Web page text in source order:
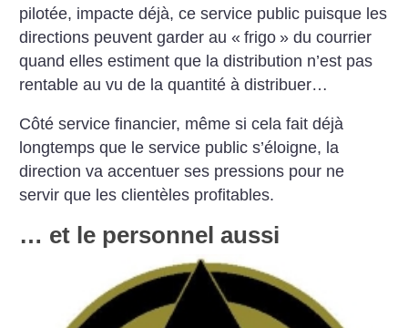
pilotée, impacte déjà, ce service public puisque les
directions peuvent garder au « frigo » du courrier
quand elles estiment que la distribution n’est pas
rentable au vu de la quantité à distribuer…
Côté service financier, même si cela fait déjà
longtemps que le service public s’éloigne, la
direction va accentuer ses pressions pour ne
servir que les clientèles profitables.
… et le personnel aussi